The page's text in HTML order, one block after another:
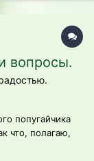
вопросы.
попугайчика
что, полагаю,